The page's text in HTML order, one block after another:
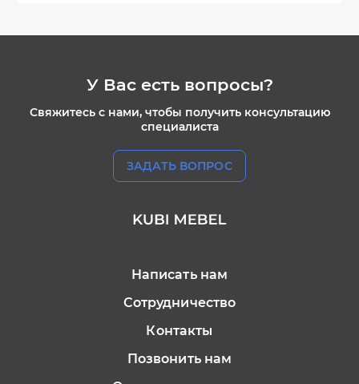
У Вас есть вопросы?
Свяжитесь с нами, чтобы получить консультацию
специалиста
ЗАДАТЬ ВОПРОС
Написать нам
Сотрудничество
Контакты
Позвонить нам